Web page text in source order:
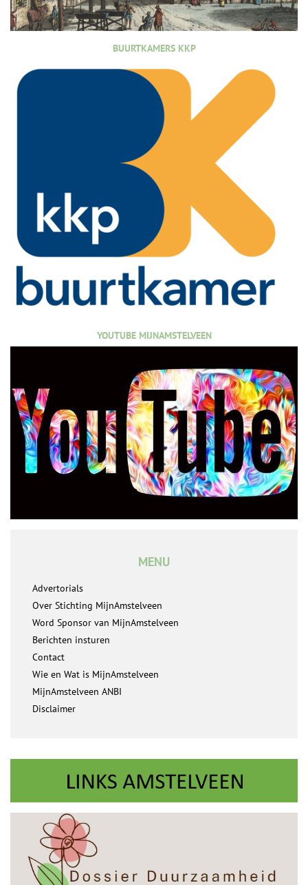
BUURTKAMERS KKP
YOUTUBE MIJNAMSTELVEEN
MENU
Advertorials
Over Stichting MijnAmstelveen
Word Sponsor van MijnAmstelveen
Berichten insturen
Contact
Wie en Wat is MijnAmstelveen
MijnAmstelveen ANBI
Disclaimer